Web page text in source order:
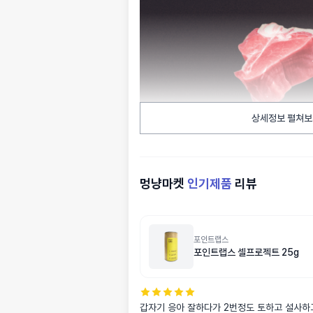
상세정보 펼쳐
멍냥마켓 인기제품 리뷰
포인트랩스
포인트랩스 셀프로젝트 25g
갑자기 응아 잘하다가 2번정도 토하고 설사하고 게다가